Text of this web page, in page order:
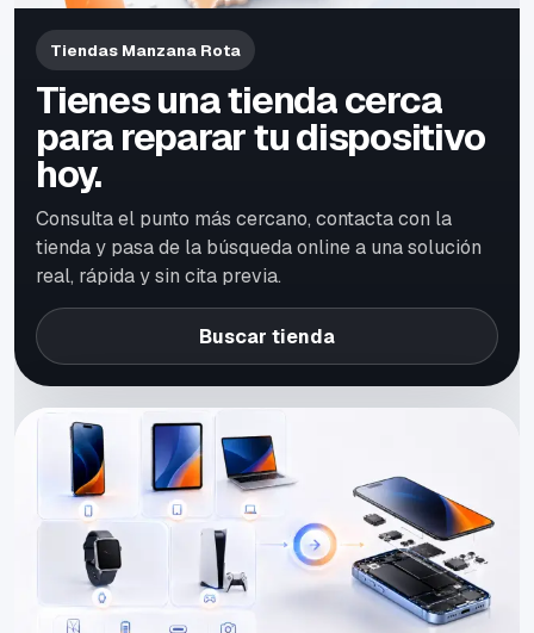
Tiendas Manzana Rota
Tienes una tienda cerca
para reparar tu dispositivo
hoy.
Consulta el punto más cercano, contacta con la
tienda y pasa de la búsqueda online a una solución
real, rápida y sin cita previa.
Buscar tienda